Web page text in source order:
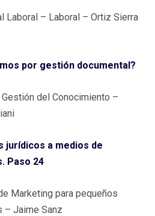
Laboral – Laboral – Ortiz Sierra
por gestión documental?
del Conocimiento –
jurídicos a medios de
Paso 24
Marketing para pequeños
– Jaime Sanz